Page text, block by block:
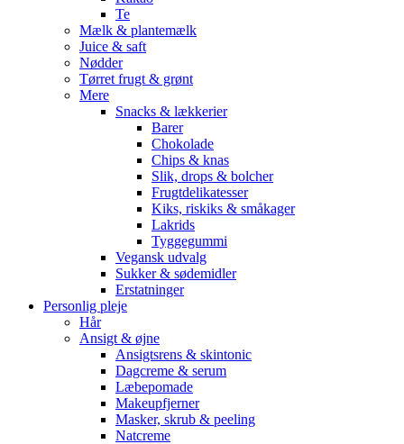
Te
Mælk & plantemælk
Juice & saft
Nødder
Tørret frugt & grønt
Mere
Snacks & lækkerier
Barer
Chokolade
Chips & knas
Slik, drops & bolcher
Frugtdelikatesser
Kiks, riskiks & småkager
Lakrids
Tyggegummi
Vegansk udvalg
Sukker & sødemidler
Erstatninger
Personlig pleje
Hår
Ansigt & øjne
Ansigtsrens & skintonic
Dagcreme & serum
Læbepomade
Makeupfjerner
Masker, skrub & peeling
Natcreme